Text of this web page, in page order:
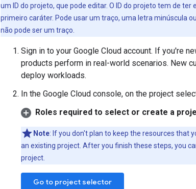
um ID do projeto, que pode editar. O ID do projeto tem de
primeiro caráter. Pode usar um traço, uma letra minúscula
não pode ser um traço.
Sign in to your Google Cloud account. If you're
products perform in real-world scenarios. New
deploy workloads.
In the Google Cloud console, on the project
Roles required to select or create a
Note: If you don't plan to keep the resources that
an existing project. After you finish these steps, you
project.
Go to project selector